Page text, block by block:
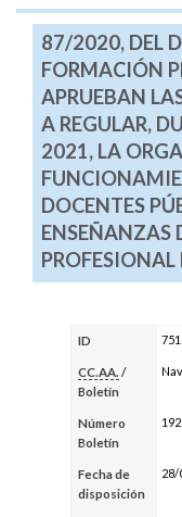
87/2020, DEL
FORMACIÓN
APRUEBAN
A REGULAR,
2021, LA
DOCENTES
ENSEÑANZAS
ID
CC.AA. /
Boletín
Número
Boletín
192
Fecha de
disposición
28/